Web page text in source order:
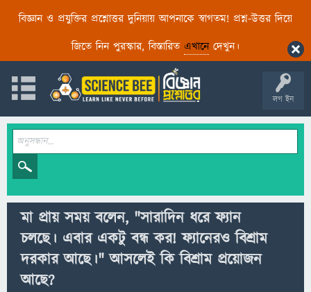
বিজ্ঞান ও প্রযুক্তির প্রশ্নোত্তর দুনিয়ায় আপনাকে স্বাগতম! প্রশ্ন-উত্তর দিয়ে
জিতে নিন পুরস্কার, বিস্তারিত এখানেদেখুন।
লগ ইন
মা প্রায় সময় বলেন, "সারাদিন ধরে ফ্যান
চলছে। এবার একটু বন্ধ কর! ফ্যানেরও বিশ্রাম
দরকার আছে।" আসলেই কি বিশ্রাম প্রয়োজন
আছে?